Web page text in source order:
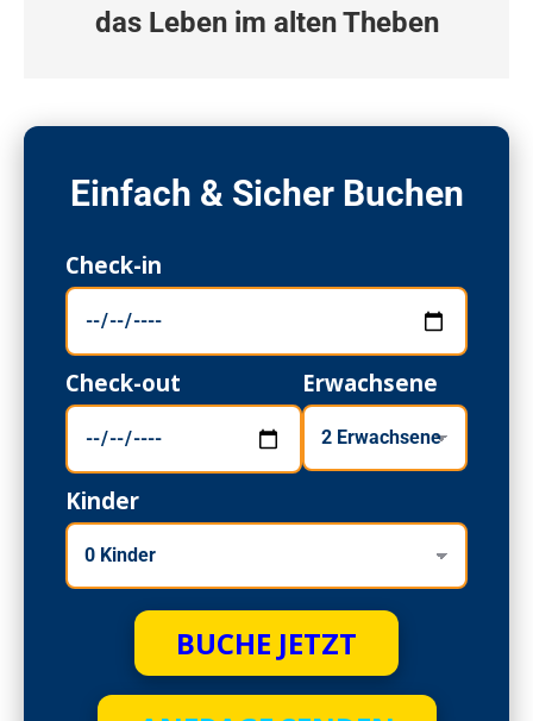
das Leben im alten Theben
Einfach & Sicher Buchen
Check-in
Check-out Erwachsene
Kinder
BUCHE JETZT